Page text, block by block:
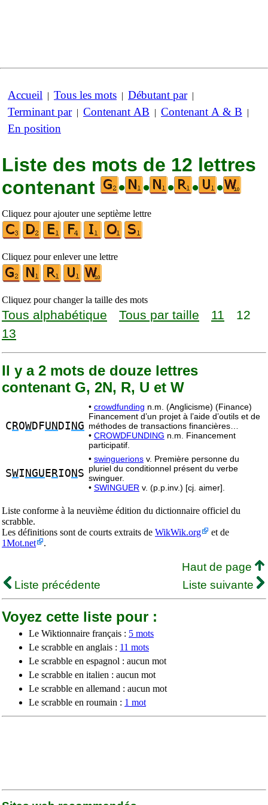
Accueil | Tous les mots | Débutant par|
Terminant par| Contenant AB | Contenant A & B |
En position
Liste des mots de 12 lettres
contenant
• • • • •
Cliquez pour ajouter une septième lettre
Cliquez pour enlever une lettre
Cliquez pour changer la taille des mots
Tous alphabétique Tous par taille 11
12
13
Il y a 2 mots de douze lettres
contenant G, 2N, R, U et W
C ROWDFUN DI NG
• crowdfunding n.m. (Anglicisme) (Finance)
Financement d’un projet à l’aide d’outils et de
méthodes de transactions financières…
• CROWDFUNDING n.m. Financement
participatif.
SWI NGU E RIO N S
• swinguerions v. Première personne du
pluriel du conditionnel présent du verbe
swinguer.
• SWINGUER v. (p.p.inv.) [cj. aimer].
Liste conforme à la neuvième édition du dictionnaire officiel du
scrabble.
Les définitions sont de courts extraits de WikWik.org
et de
1Mot.net
.
Haut de page
Liste précédente
Liste suivante
Voyez cette liste pour :
Le Wiktionnaire français : 5 mots
Le scrabble en anglais : 11 mots
Le scrabble en espagnol : aucun mot
Le scrabble en italien : aucun mot
Le scrabble en allemand : aucun mot
Le scrabble en roumain : 1 mot